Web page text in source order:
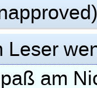
Leser
am